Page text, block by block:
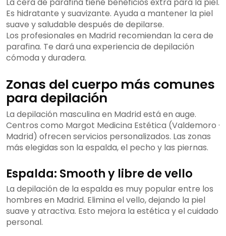
La cera de parafina tiene beneficios extra para la piel.
Es hidratante y suavizante. Ayuda a mantener la piel
suave y saludable después de depilarse.
Los profesionales en Madrid recomiendan la cera de
parafina. Te dará una experiencia de depilación
cómoda y duradera.
Zonas del cuerpo más comunes
para depilación
La depilación masculina en Madrid está en auge.
Centros como Margot Medicina Estética (Valdemoro ·
Madrid) ofrecen servicios personalizados. Las zonas
más elegidas son la espalda, el pecho y las piernas.
Espalda: Smooth y libre de vello
La depilación de la espalda es muy popular entre los
hombres en Madrid. Elimina el vello, dejando la piel
suave y atractiva. Esto mejora la estética y el cuidado
personal.